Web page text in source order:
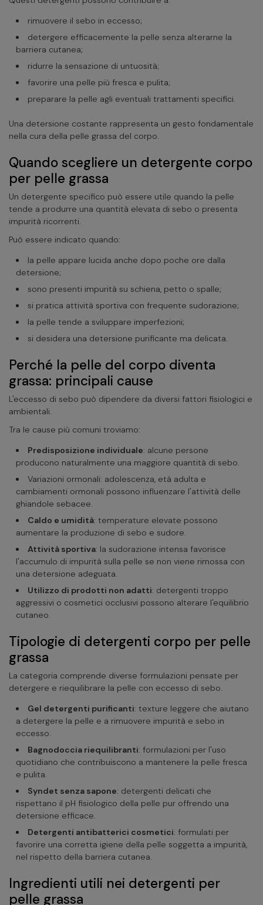
rimuovere il sebo in eccesso;
detergere efficacemente la pelle senza alterarne la
barriera cutanea;
ridurre la sensazione di untuosità;
favorire una pelle più fresca e pulita;
preparare la pelle agli eventuali trattamenti specifici.
Una detersione costante rappresenta un gesto fondamentale
nella cura della pelle grassa del corpo.
Quando scegliere un detergente corpo
per pelle grassa
Un detergente specifico può essere utile quando la pelle
tende a produrre una quantità elevata di sebo o presenta
impurità ricorrenti.
Può essere indicato quando:
la pelle appare lucida anche dopo poche ore dalla
detersione;
sono presenti impurità su schiena, petto o spalle;
si pratica attività sportiva con frequente sudorazione;
la pelle tende a sviluppare imperfezioni;
si desidera una detersione purificante ma delicata.
Perché la pelle del corpo diventa
grassa: principali cause
L'eccesso di sebo può dipendere da diversi fattori fisiologici e
ambientali.
Tra le cause più comuni troviamo:
Predisposizione individuale: alcune persone
producono naturalmente una maggiore quantità di sebo.
Variazioni ormonali: adolescenza, età adulta e
cambiamenti ormonali possono influenzare l'attività delle
ghiandole sebacee.
Caldo e umidità: temperature elevate possono
aumentare la produzione di sebo e sudore.
Attività sportiva: la sudorazione intensa favorisce
l'accumulo di impurità sulla pelle se non viene rimossa con
una detersione adeguata.
Utilizzo di prodotti non adatti: detergenti troppo
aggressivi o cosmetici occlusivi possono alterare l'equilibrio
cutaneo.
Tipologie di detergenti corpo per pelle
grassa
La categoria comprende diverse formulazioni pensate per
detergere e riequilibrare la pelle con eccesso di sebo.
Gel detergenti purificanti: texture leggere che aiutano
a detergere la pelle e a rimuovere impurità e sebo in
eccesso.
Bagnodoccia riequilibranti: formulazioni per l'uso
quotidiano che contribuiscono a mantenere la pelle fresca
e pulita.
Syndet senza sapone: detergenti delicati che
rispettano il pH fisiologico della pelle pur offrendo una
detersione efficace.
Detergenti antibatterici cosmetici: formulati per
favorire una corretta igiene della pelle soggetta a impurità,
nel rispetto della barriera cutanea.
Ingredienti utili nei detergenti per
pelle grassa